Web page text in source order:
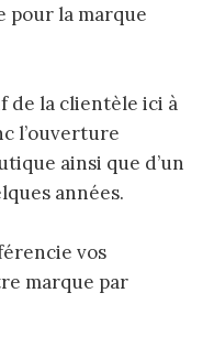
pour la marque
de la clientèle ici à
l’ouverture
ainsi que d’un
années.
vos
marque par